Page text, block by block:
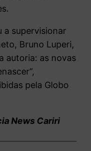
a supervisionar
Bruno Luperi,
autoria: as novas
pela Globo
News Cariri